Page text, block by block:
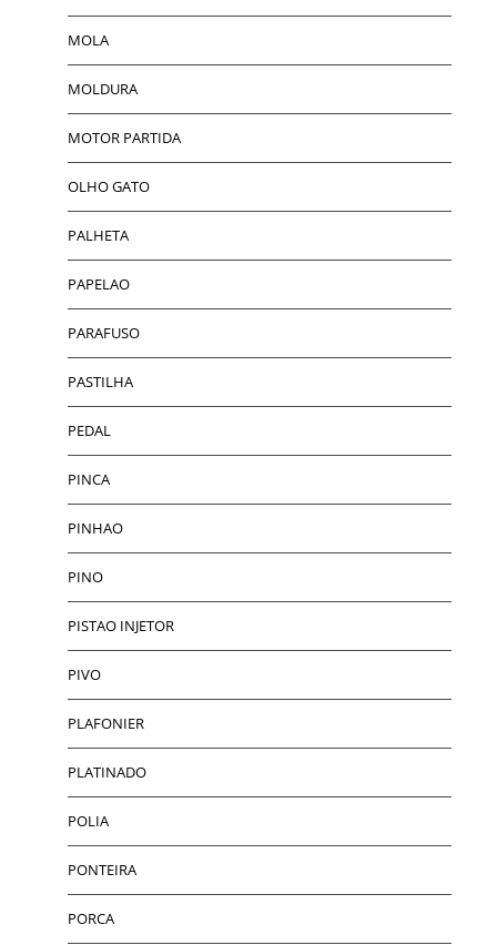
MOLA
MOLDURA
MOTOR PARTIDA
OLHO GATO
PALHETA
PAPELAO
PARAFUSO
PASTILHA
PEDAL
PINCA
PINHAO
PINO
PISTAO INJETOR
PIVO
PLAFONIER
PLATINADO
POLIA
PONTEIRA
PORCA